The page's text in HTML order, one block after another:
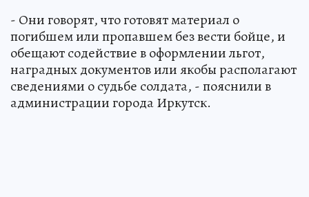
- Они говорят, что готовят материал о
погибшем или пропавшем без вести бойце, и
обещают содействие в оформлении льгот,
наградных документов или якобы располагают
сведениями о судьбе солдата, - пояснили в
администрации города Иркутск.